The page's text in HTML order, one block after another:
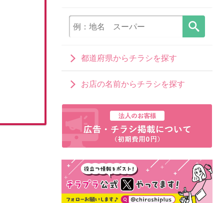
都道府県からチラシを探す
お店の名前からチラシを探す